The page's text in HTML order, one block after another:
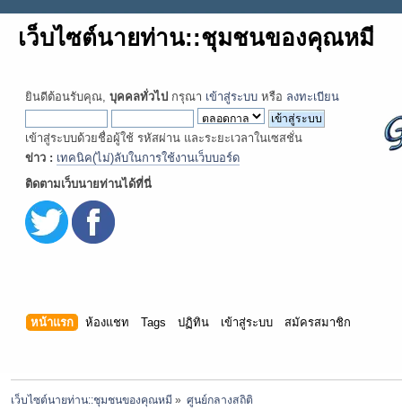
เว็บไซต์นายท่าน::ชุมชนของคุณหมี
ยินดีต้อนรับคุณ, บุคคลทั่วไป กรุณา เข้าสู่ระบบ หรือ ลงทะเบียน
เข้าสู่ระบบด้วยชื่อผู้ใช้ รหัสผ่าน และระยะเวลาในเซสชั่น
ข่าว : เทคนิค(ไม่)ลับในการใช้งานเว็บบอร์ด
ติดตามเว็บนายท่านได้ที่นี่
หน้าแรก ห้องแชท Tags ปฏิทิน เข้าสู่ระบบ สมัครสมาชิก
เว็บไซต์นายท่าน::ชุมชนของคุณหมี » ศูนย์กลางสถิติ